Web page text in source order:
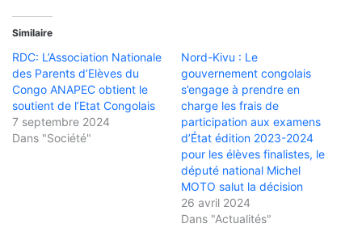
Similaire
RDC: L’Association Nationale
des Parents d’Elèves du
Congo ANAPEC obtient le
soutient de l’Etat Congolais
7 septembre 2024
Dans "Société"
Nord-Kivu : Le
gouvernement congolais
s’engage à prendre en
charge les frais de
participation aux examens
d’État édition 2023-2024
pour les élèves finalistes, le
député national Michel
MOTO salut la décision
26 avril 2024
Dans "Actualités"